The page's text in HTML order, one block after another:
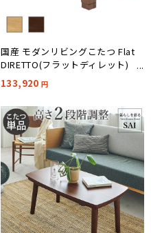
国産 モダンリビングこたつ Flat
DIRETTO(フラットディレット)
180x80cm 2色対応
133,920円